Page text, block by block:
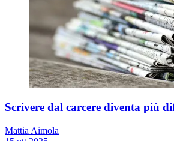
Scrivere dal carcere diventa più
Mattia Aimola